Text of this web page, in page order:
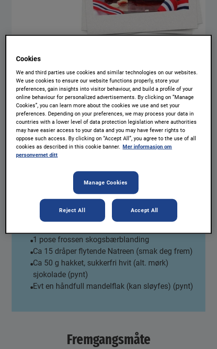
Iskake med bær
Porsjoner:En kake
Forfriskende iskake med vanilje og skogsbær
SKRIV UT
Ingredienser
5 eggeplommer
1 dl Natreen strø
5 dl kremfløte
Frø fra en hel vaniljestang
Ca 150 g frosne bringebær
1 pose frossen skogsbærblanding
Ca 15 dråper flytende Natreen (smak deg frem)
Ca 50 g hakket, sukkerfri hvit (alt. mørk)
sjokolade (pynt)
Evt en håndfull mandelflak (kan sløyfes) (pynt)
Fremgangsmåte
Cookies
We and third parties use cookies and similar technologies on our websites.
We use cookies to ensure our website functions properly, store your
preferences, gain insights into visitor behaviour, and build a profile of your
online behaviour for personalized advertisements. By clicking on “Manage
Cookies”, you can learn more about the cookies we use and set your
preferences. Depending on your preferences, we may process your data in
countries with a lower level of data protection legislation where authorities
may have easier access to your data and you may have fewer rights to
oppose such access. By clicking on “Accept All”, you agree to the use of all
cookies as described in this cookie banner. Mer informasjon om
personvernet ditt
Manage Cookies
Reject All Accept All